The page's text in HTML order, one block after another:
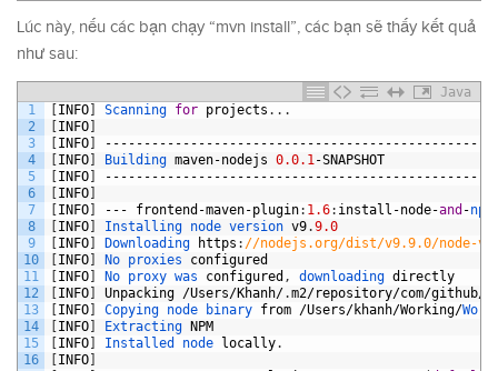
Lúc này, nếu các bạn chạy “mvn install”, các bạn sẽ thấy kết quả
như sau:
Java
1
2
3
4
5
6
7
8
9
10
11
12
13
14
15
16
[INFO] Scanning for projects . . .
[INFO]
[INFO]
[INFO] Building maven-nodejs 0.0.1 -SNAPSHOT
[INFO]
[INFO]
[INFO] --- frontend -maven-plugin: 1.6: install -node-and -npm
[INFO] Installing node version v9.9.0
[INFO] Downloading https : //nodejs.org/dist/v9.9.0/node-
[INFO] No proxies configured
[INFO] No proxy was configured , downloading directly
[INFO] Unpacking /Users/Khanh/.m2/repository/com/github/
[INFO] Copying node binary from /Users/khanh/Working/
[INFO] Extracting NPM
[INFO] Installed node locally.
[INFO]